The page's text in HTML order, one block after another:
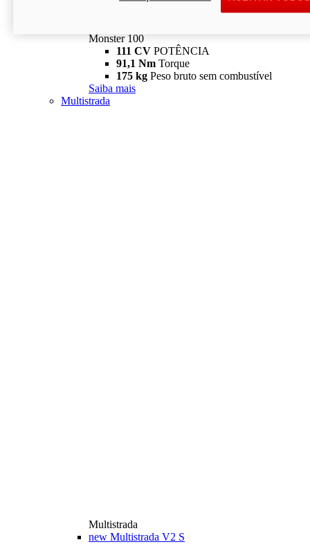
Monster 100
111 CV POTÊNCIA
91,1 Nm Torque
175 kg Peso bruto sem combustível
Saiba mais
Multistrada
Multistrada
new Multistrada V2 S